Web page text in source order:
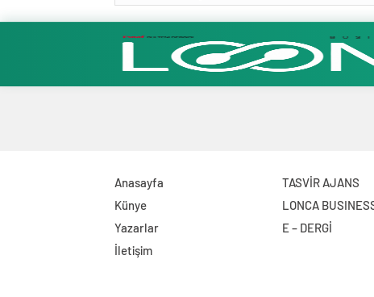
Anasayfa
Künye
Yazarlar
İletişim
TASVİR AJANS
LONCA
E – DERGİ